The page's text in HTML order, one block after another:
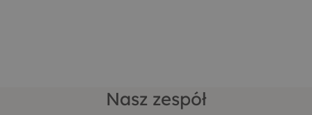
Nasz zespół